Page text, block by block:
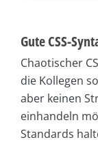
Gute CSS-
Chaotischer
die Kollegen
aber keinen
einhandeln
Standards